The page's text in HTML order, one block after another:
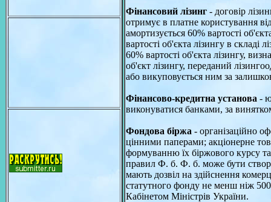
Фінансовий лізинг - договір
отримує в платне користування
амортизується 60% вартості
вартості об'єкта лізингу в
60% вартості об'єкта лізингу,
об'єкт лізингу, переданий
або викуповується ним за
Фінансово-кредитна установа -
виконуватися банками, за
Фондова біржа - організаційно
цінними паперами; акціонерне
формуванню їх біржового курсу та
правил Ф. б. Ф. б. може бути
мають дозвіл на здійснення
статутного фонду не менш ніж
Кабінетом Міністрів України.